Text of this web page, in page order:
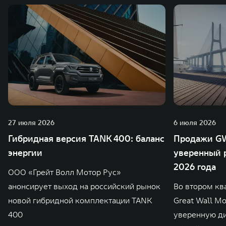
27 июля 2026
Гибридная версия TANK 400: баланс
энергии
ООО «Грейт Волл Мотор Рус»
анонсирует выход на российский рынок
новой гибридной комплектации TANK
400
6 июля 2026
Продажи
уверенный
2026 года
Во втором
Great Wall
уверенную